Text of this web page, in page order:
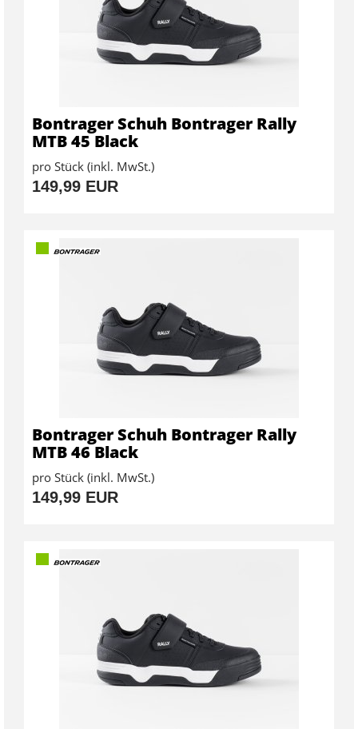
Bontrager Schuh Bontrager Rally
MTB 45 Black
pro Stück (inkl. MwSt.)
149,99 EUR
Bontrager Schuh Bontrager Rally
MTB 46 Black
pro Stück (inkl. MwSt.)
149,99 EUR